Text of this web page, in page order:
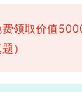
费领取价值
）